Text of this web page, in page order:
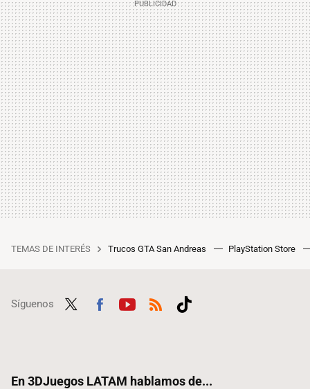
TEMAS DE INTERÉS Trucos GTA San Andreas PlayStation Store
Síguenos
En 3DJuegos LATAM hablamos de...